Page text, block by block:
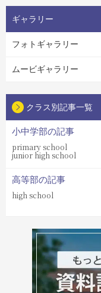
ギャラリー
フォトギャラリー
ムービギャラリー
クラス別記事一覧
小中学部の記事
primary school
junior high school
高等部の記事
high school